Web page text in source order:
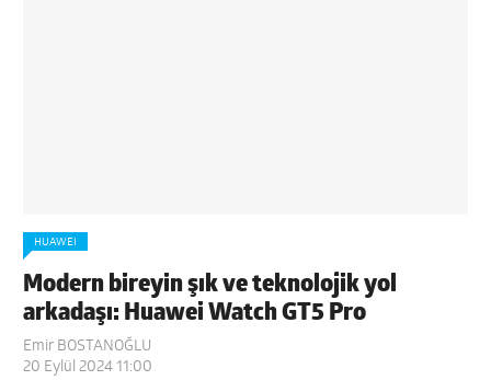
HUAWEI
Modern bireyin şık ve teknolojik yol
arkadaşı: Huawei Watch GT5 Pro
Emir BOSTANOĞLU
20 Eylül 2024 11:00